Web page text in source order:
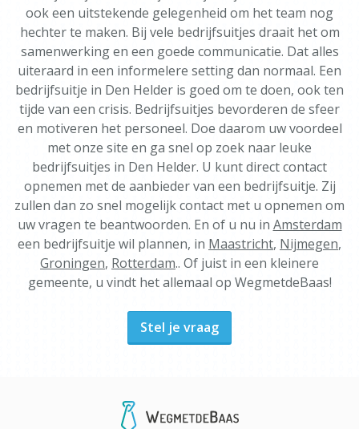
ook een uitstekende gelegenheid om het team nog
hechter te maken. Bij vele bedrijfsuitjes draait het om
samenwerking en een goede communicatie. Dat alles
uiteraard in een informelere setting dan normaal. Een
bedrijfsuitje in Den Helder is goed om te doen, ook ten
tijde van een crisis. Bedrijfsuitjes bevorderen de sfeer
en motiveren het personeel. Doe daarom uw voordeel
met onze site en ga snel op zoek naar leuke
bedrijfsuitjes in Den Helder. U kunt direct contact
opnemen met de aanbieder van een bedrijfsuitje. Zij
zullen dan zo snel mogelijk contact met u opnemen om
uw vragen te beantwoorden. En of u nu in Amsterdam
een bedrijfsuitje wil plannen, in Maastricht, Nijmegen,
Groningen, Rotterdam.. Of juist in een kleinere
gemeente, u vindt het allemaal op WegmetdeBaas!
Stel je vraag